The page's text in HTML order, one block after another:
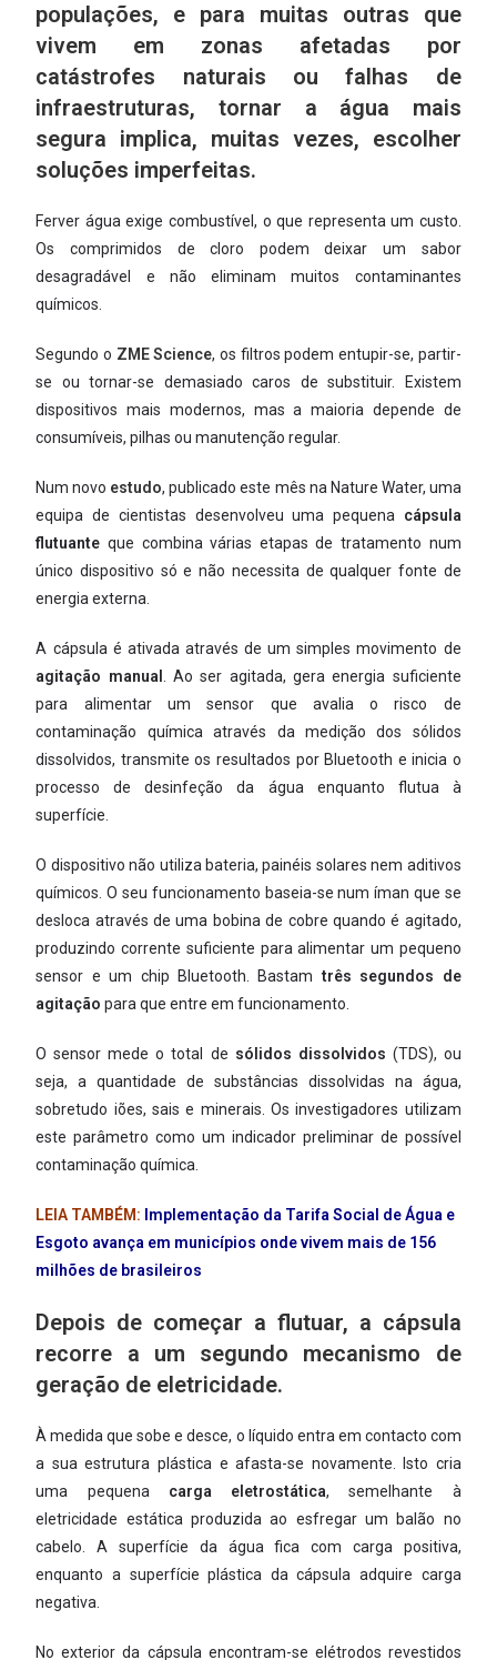
populações, e para muitas outras que
vivem em zonas afetadas por
catástrofes naturais ou falhas de
infraestruturas, tornar a água mais
segura implica, muitas vezes, escolher
soluções imperfeitas.
Ferver água exige combustível, o que representa um custo.
Os comprimidos de cloro podem deixar um sabor
desagradável e não eliminam muitos contaminantes
químicos.
Segundo o ZME Science, os filtros podem entupir-se, partir-
se ou tornar-se demasiado caros de substituir. Existem
dispositivos mais modernos, mas a maioria depende de
consumíveis, pilhas ou manutenção regular.
Num novo estudo, publicado este mês na Nature Water, uma
equipa de cientistas desenvolveu uma pequena cápsula
flutuante que combina várias etapas de tratamento num
único dispositivo só e não necessita de qualquer fonte de
energia externa.
A cápsula é ativada através de um simples movimento de
agitação manual . Ao ser agitada, gera energia suficiente
para alimentar um sensor que avalia o risco de
contaminação química através da medição dos sólidos
dissolvidos, transmite os resultados por Bluetooth e inicia o
processo de desinfeção da água enquanto flutua à
superfície.
O dispositivo não utiliza bateria, painéis solares nem aditivos
químicos. O seu funcionamento baseia-se num íman que se
desloca através de uma bobina de cobre quando é agitado,
produzindo corrente suficiente para alimentar um pequeno
sensor e um chip Bluetooth. Bastam três segundos de
agitação para que entre em funcionamento.
O sensor mede o total de sólidos dissolvidos (TDS), ou
seja, a quantidade de substâncias dissolvidas na água,
sobretudo iões, sais e minerais. Os investigadores utilizam
este parâmetro como um indicador preliminar de possível
contaminação química.
LEIA TAMBÉM: Implementação da Tarifa Social de Água e
Esgoto avança em municípios onde vivem mais de 156
milhões de brasileiros
Depois de começar a flutuar, a cápsula
recorre a um segundo mecanismo de
geração de eletricidade.
À medida que sobe e desce, o líquido entra em contacto com
a sua estrutura plástica e afasta-se novamente. Isto cria
uma pequena carga eletrostática, semelhante à
eletricidade estática produzida ao esfregar um balão no
cabelo. A superfície da água fica com carga positiva,
enquanto a superfície plástica da cápsula adquire carga
negativa.
No exterior da cápsula encontram-se elétrodos revestidos